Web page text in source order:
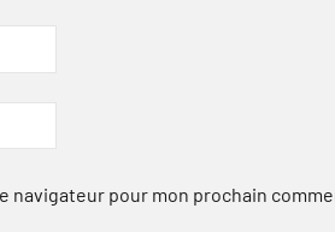
navigateur pour mon prochain